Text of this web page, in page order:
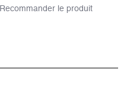
Recommander le produit